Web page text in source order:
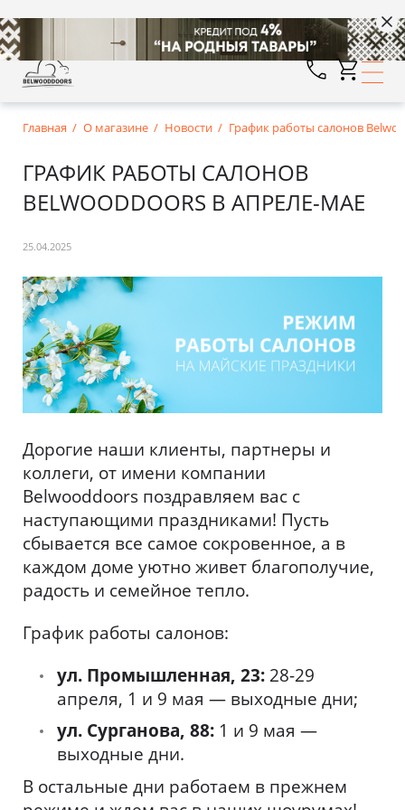
Главная О магазине Новости График работы салонов
ГРАФИК РАБОТЫ САЛОНОВ
BELWOODDOORS В АПРЕЛЕ-МАЕ
25.04.2025
Дорогие наши клиенты, партнеры и
коллеги, от имени компании
Belwooddoors поздравляем вас с
наступающими праздниками! Пусть
сбывается все самое сокровенное, а в
каждом доме уютно живет благополучие,
радость и семейное тепло.
График работы салонов:
ул. Промышленная, 23: 28-29
апреля, 1 и 9 мая — выходные дни;
ул. Сурганова, 88: 1 и 9 мая —
выходные дни.
В остальные дни работаем в прежнем